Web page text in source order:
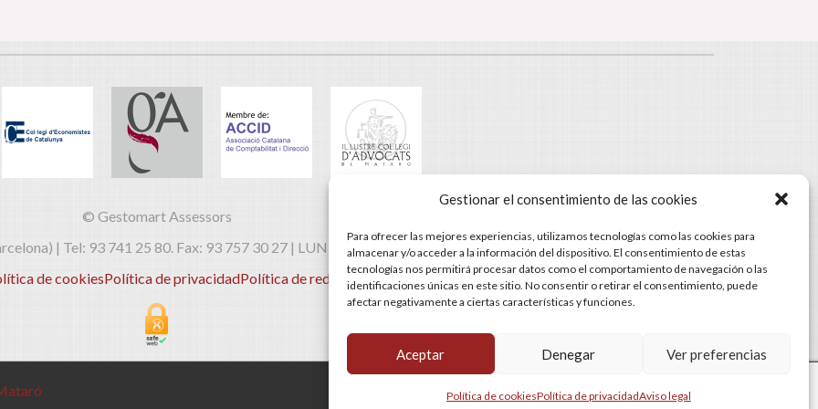
Gestionar el consentimiento de las cookies
Para ofrecer las mejores experiencias, utilizamos tecnologías como las cookies para
almacenar y/o acceder a la información del dispositivo. El consentimiento de estas
tecnologías nos permitirá procesar datos como el comportamiento de navegación o las
identificaciones únicas en este sitio. No consentir o retirar el consentimiento, puede
afectar negativamente a ciertas características y funciones.
Aceptar Denegar Ver preferencias
Política de cookiesPolítica de privacidadAviso legal
© Gestomart Assessors
| Tel: 93 741 25 80. Fax: 93 757 30 27 | LUN-JUE: 8:30h-18:00h, VIE: 8:00h-15:00h
de cookiesPolítica de privacidadPolítica de redes sociales
Diseñado porD&D Serveis